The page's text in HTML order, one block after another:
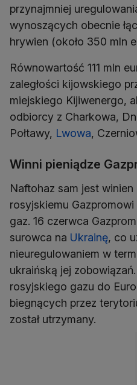
przynajmniej
wynoszących obecnie
hrywien (około 350 mln
Równowartość 111 mln
zaległości kijowskiego
miejskiego Kijiwenergo,
odbiorcy z Charkowa,
Połtawy, Lwowa,
Winni pieniądze
Naftohaz sam jest
rosyjskiemu
gaz. 16 czerwca
surowca na Ukrainę, co
nieuregulowaniem w
ukraińską jej
rosyjskiego gazu do
biegnących przez
został utrzymany.